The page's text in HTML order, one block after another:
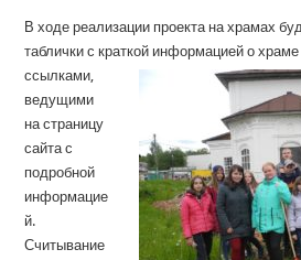
В ходе реализации проекта на храмах
таблички с краткой информацией о
ссылками,
ведущими
на страницу
сайта с
подробной
информацие
й.
Считывание